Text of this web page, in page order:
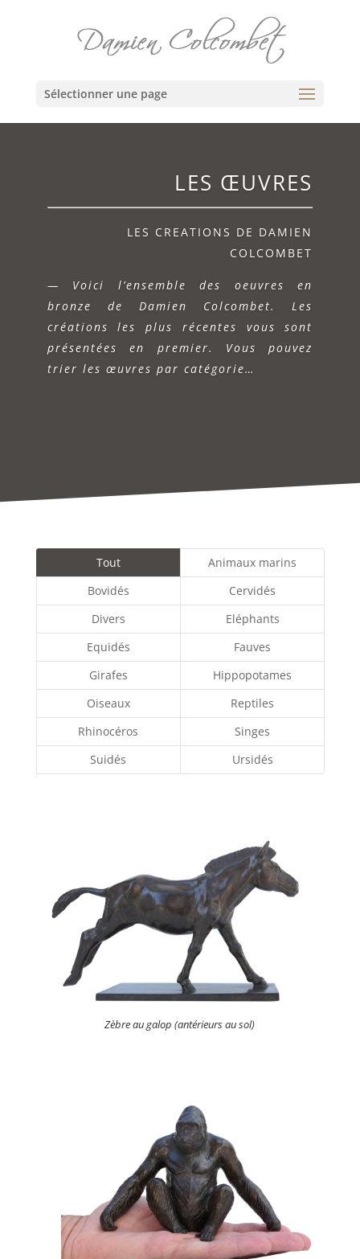
Sélectionner une page
LES ŒUVRES
LES CREATIONS DE DAMIEN
COLCOMBET
— Voici l’ensemble des oeuvres en
bronze de Damien Colcombet. Les
créations les plus récentes vous sont
présentées en premier. Vous pouvez
trier les œuvres par catégorie…
Tout
Animaux marins
Bovidés
Cervidés
Divers
Eléphants
Equidés
Fauves
Girafes
Hippopotames
Oiseaux
Reptiles
Rhinocéros
Singes
Suidés
Ursidés
Zèbre au galop (antérieurs au sol)